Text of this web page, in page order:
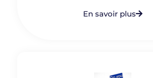
En savoir plus